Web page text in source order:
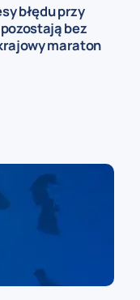
błędu przy
bez
maraton